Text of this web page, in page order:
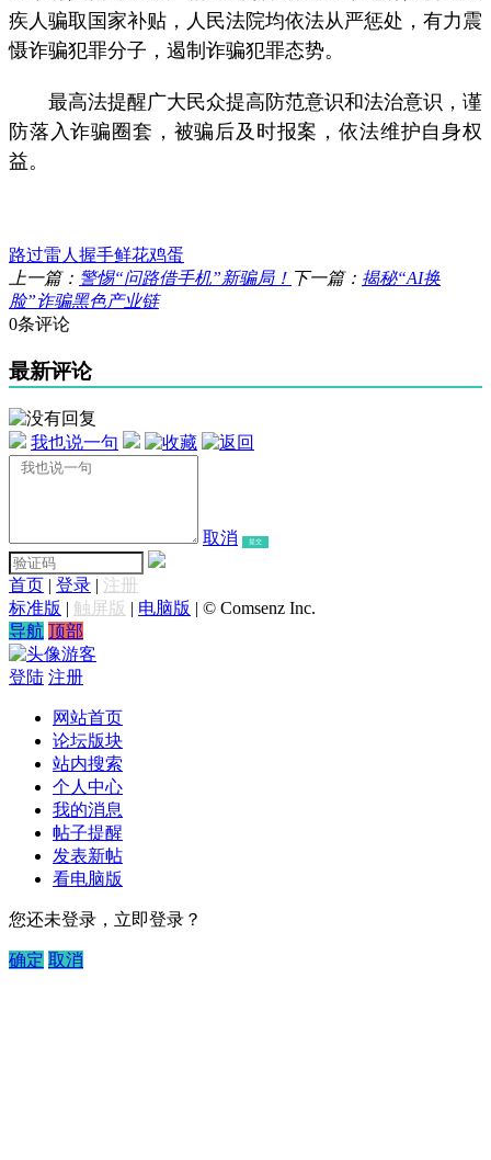
疾人骗取国家补贴，人民法院均依法从严惩处，有力震
慑诈骗犯罪分子，遏制诈骗犯罪态势。
最高法提醒广大民众提高防范意识和法治意识，谨
防落入诈骗圈套，被骗后及时报案，依法维护自身权
益。
路过雷人 握手鲜花鸡蛋
上一篇： 警惕“问路借手机”新骗局！ 下一篇： 揭秘“AI换
脸”诈骗黑色产业链
0条评论
最新评论
我也说一句
取消 提交
首页 | 登录 | 注册
标准版 | 触屏版 | 电脑版 | © Comsenz Inc.
导航 顶部
游客
登陆 注册
网站首页
论坛版块
站内搜索
个人中心
我的消息
帖子提醒
发表新帖
看电脑版
您还未登录，立即登录？
确定 取消